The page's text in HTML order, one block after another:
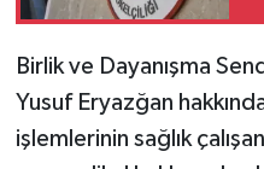
Birlik ve Dayanışma
Yusuf Eryazğan
işlemlerinin sağlık